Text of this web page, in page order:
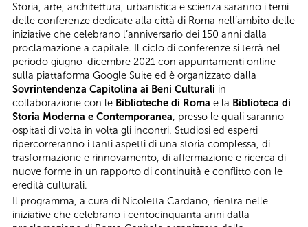
Storia, arte, architettura, urbanistica e scienza saranno i temi
delle conferenze dedicate alla città di Roma nell’ambito delle
iniziative che celebrano l’anniversario dei 150 anni dalla
proclamazione a capitale. Il ciclo di conferenze si terrà nel
periodo giugno-dicembre 2021 con appuntamenti online
sulla piattaforma Google Suite ed è organizzato dalla
Sovrintendenza Capitolina ai Beni Culturali in
collaborazione con le Biblioteche di Roma e la Biblioteca di
Storia Moderna e Contemporanea, presso le quali saranno
ospitati di volta in volta gli incontri. Studiosi ed esperti
ripercorreranno i tanti aspetti di una storia complessa, di
trasformazione e rinnovamento, di affermazione e ricerca di
nuove forme in un rapporto di continuità e conflitto con le
eredità culturali.
Il programma, a cura di Nicoletta Cardano, rientra nelle
iniziative che celebrano i centocinquanta anni dalla